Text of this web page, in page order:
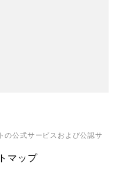
の公式サービスおよび公認サ
マップ